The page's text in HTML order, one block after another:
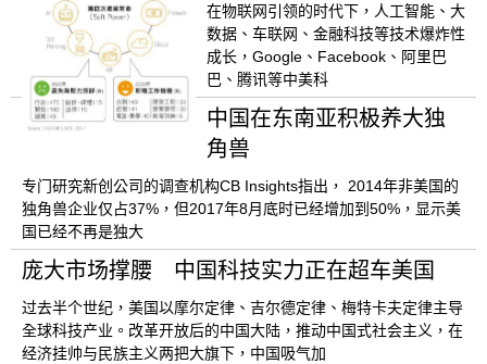
在物联网引领的时代下，人工智能、大
数据、车联网、金融科技等技术爆炸性
成长，Google、Facebook、阿里巴
巴、腾讯等中美科
中国在东南亚积极养大独
角兽
专门研究新创公司的调查机构CB Insights指出， 2014年非美国的
独角兽企业仅占37%，但2017年8月底时已经增加到50%，显示美
国已经不再是独大
庞大市场撑腰 中国科技实力正在超车美国
过去半个世纪，美国以摩尔定律、吉尔德定律、梅特卡夫定律主导
全球科技产业。改革开放后的中国大陆，推动中国式社会主义，在
经济挂帅与民族主义两把大旗下，中国吸气加